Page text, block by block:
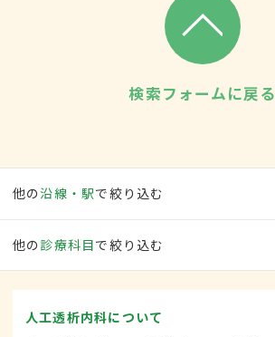
検索フォームに戻る
他の沿線・駅で絞り込む
他の 診療科目で絞り込む
人工透析内科について